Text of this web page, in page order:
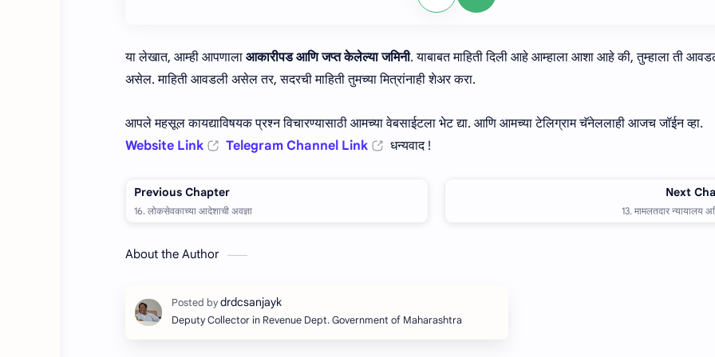
या लेखात, आम्ही आपणाला आकारीपड आणि जप्त केलेल्या जमिनी. याबाबत माहिती दिली आहे आम्हाला आशा आहे की, तुम्हाला ती
असेल. माहिती आवडली असेल तर, सदरची माहिती तुमच्या मित्रांनाही शेअर करा.
आपले महसूल कायद्याविषयक प्रश्न विचारण्यासाठी आमच्या वेबसाईटला भेट द्या. आणि आमच्या टेलिग्राम चॅनेललाही आजच जॉईन व्हा.
Website Link
Telegram Channel Link धन्यवाद !
About the Author
Deputy Collector in Revenue Dept. Government of Maharashtra